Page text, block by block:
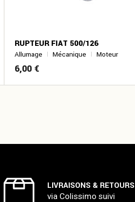
RUPTEUR FIAT 500/126
Allumage Mécanique Moteur
6,00 €
LIVRAISONS & RETOURS
via Colissimo suivi